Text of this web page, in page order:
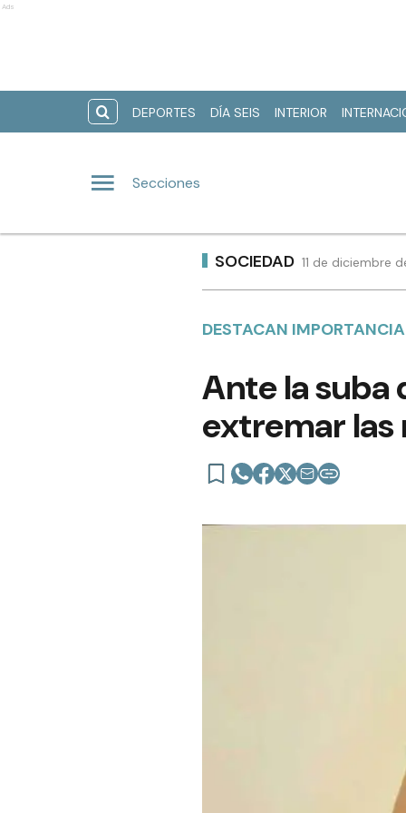
Ads
DEPORTES DÍA SEIS INTERIOR
Secciones
SOCIEDAD 11 de diciembre
DESTACAN IMPORTANCIA
Ante la suba
extremar las